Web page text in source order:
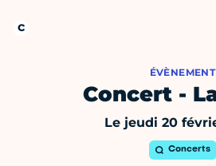
ÉVÈNEMENT
Concert -
Le jeudi 20
Concerts